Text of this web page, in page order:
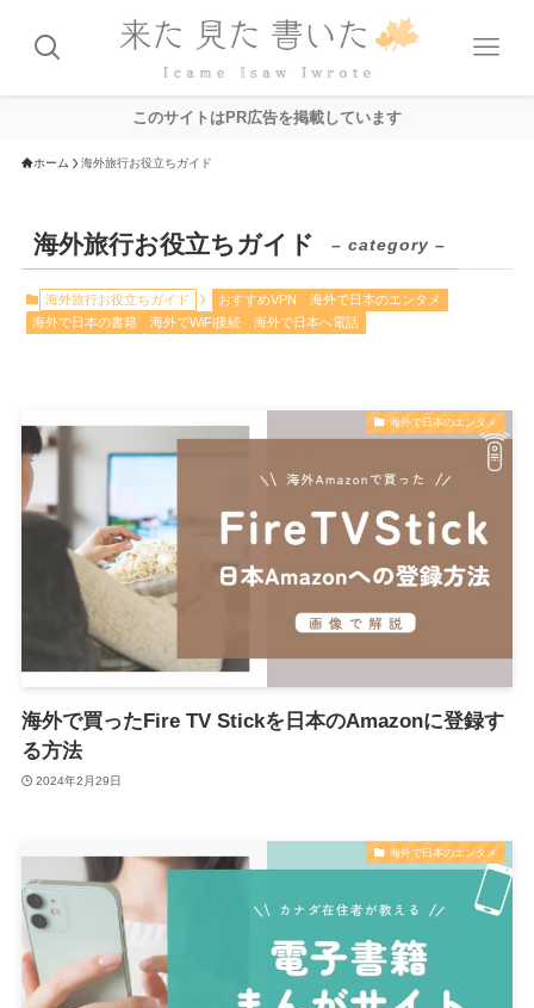
このサイトはPR広告を掲載しています
ホーム 海外旅行お役立ちガイド
海外旅行お役立ちガイド – category –
海外旅行お役立ちガイド おすすめVPN
海外で日本のエンタメ
海外で日本の書籍
海外でWiFi接続 海外で日本へ電話
海外で日本のエンタメ
海外で買ったFire TV Stickを日本のAmazonに登録す
る方法
2024年2月29日
海外で日本のエンタメ